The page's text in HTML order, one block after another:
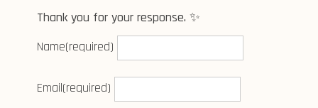
Thank you for your response. ✨
Name(required)
Email(required)